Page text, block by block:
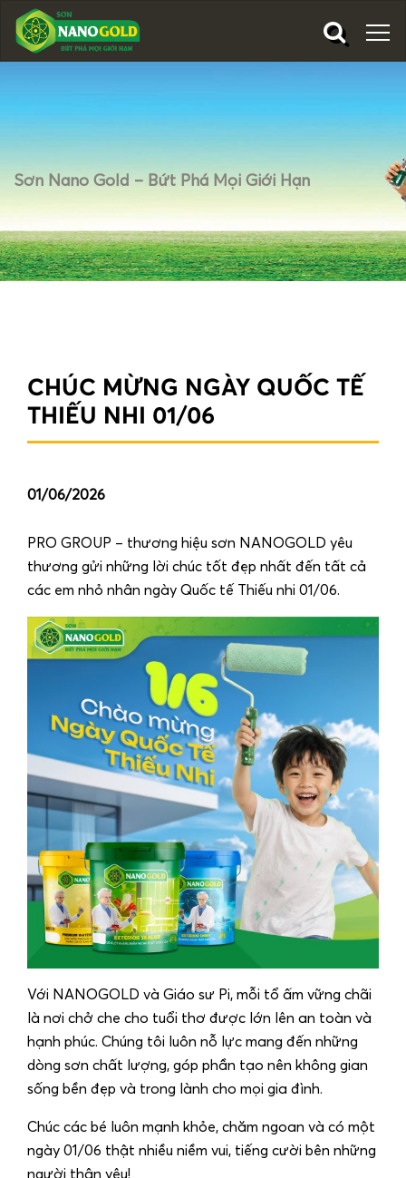
Sơn Nano Gold – Bứt Phá Mọi Giới Hạn
CHÚC MỪNG NGÀY QUỐC TẾ
THIẾU NHI 01/06
01/06/2026
PRO GROUP – thương hiệu sơn NANOGOLD yêu
thương gửi những lời chúc tốt đẹp nhất đến tất cả
các em nhỏ nhân ngày Quốc tế Thiếu nhi 01/06.
Với NANOGOLD và Giáo sư Pi, mỗi tổ ấm vững chãi
là nơi chở che cho tuổi thơ được lớn lên an toàn và
hạnh phúc. Chúng tôi luôn nỗ lực mang đến những
dòng sơn chất lượng, góp phần tạo nên không gian
sống bền đẹp và trong lành cho mọi gia đình.
Chúc các bé luôn mạnh khỏe, chăm ngoan và có một
ngày 01/06 thật nhiều niềm vui, tiếng cười bên những
người thân yêu!